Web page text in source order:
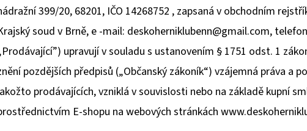
399/20, 68201, IČO 14268752 , zapsaná v obchodním
soud v Brně, e -mail: deskoherniklubenn@gmail.com,
upravují v souladu s ustanovením § 1751 odst. 1
pozdějších předpisů („Občanský zákoník“) vzájemná práva a
prodávajících, vzniklá v souvislosti nebo na základě kupní
E-shopu na webových stránkách